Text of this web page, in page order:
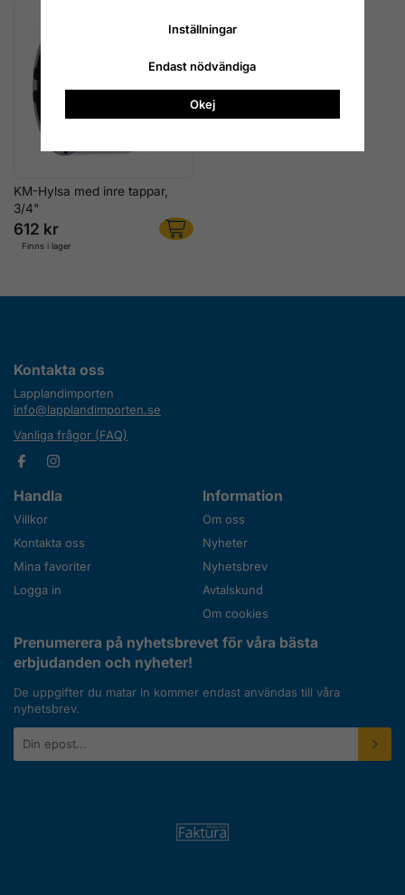
KM-Hylsa med inre tappar,
3/4"
612 kr
Finns i lager
Kontakta oss
Lapplandimporten
info@lapplandimporten.se
Vanliga frågor (FAQ)
Handla
Villkor
Kontakta oss
Mina favoriter
Logga in
Information
Om oss
Nyheter
Nyhetsbrev
Avtalskund
Om cookies
Prenumerera på nyhetsbrevet för våra bästa
erbjudanden och nyheter!
De uppgifter du matar in kommer endast användas till våra
nyhetsbrev.
postadress
Inställningar
Endast nödvändiga
Okej